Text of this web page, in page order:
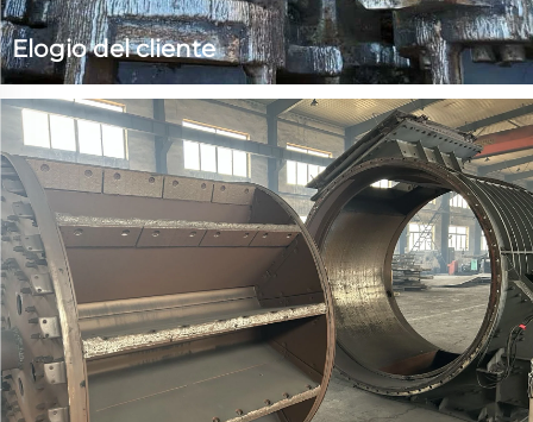
Elogio del cliente
Hard-Plate es una empresa orientada al cliente.
Basándose en la misión de “El cliente es Dios”, actuamos
con rápida respuesta en entregas rápidas, servicio
posventa y productos de alto costo-beneficio, ganando
mucho buen reputación y apreciación.